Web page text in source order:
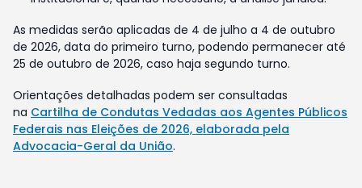
As medidas serão aplicadas de 4 de julho a 4 de outubro
de 2026, data do primeiro turno, podendo permanecer até
25 de outubro de 2026, caso haja segundo turno.
Orientações detalhadas podem ser consultadas
na Cartilha de Condutas Vedadas aos Agentes Públicos
Federais nas Eleições de 2026, elaborada pela
Advocacia-Geral da União.